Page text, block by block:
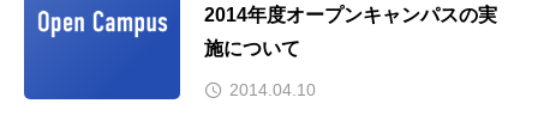
2014年度オープンキャンパスの実
施について
2014.04.10